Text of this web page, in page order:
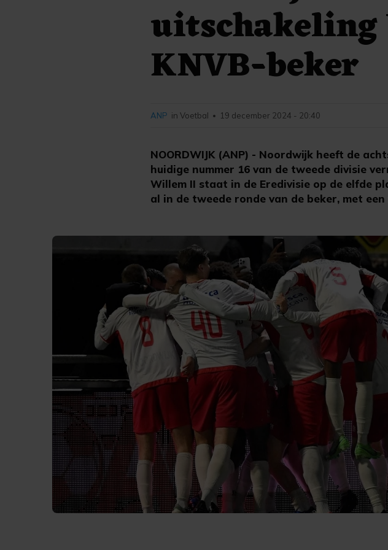
KNVB-beker
NOORDWIJK (ANP) - Noordwijk heeft de
huidige nummer 16 van de tweede divisie
Willem II staat in de Eredivisie op de elfde
al in de tweede ronde van de beker, met
ANP in Voetbal • 19 december 2024 - 20:40